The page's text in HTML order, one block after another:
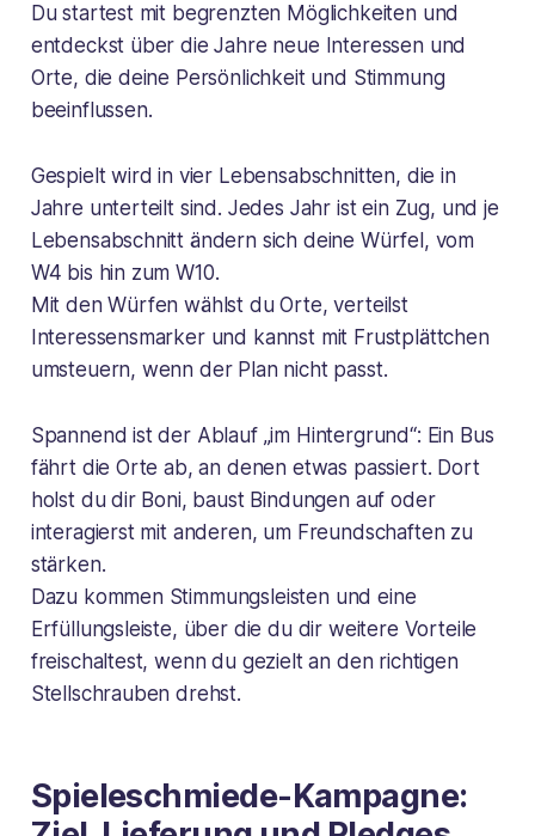
Du startest mit begrenzten Möglichkeiten und
entdeckst über die Jahre neue Interessen und
Orte, die deine Persönlichkeit und Stimmung
beeinflussen.
Gespielt wird in vier Lebensabschnitten, die in
Jahre unterteilt sind. Jedes Jahr ist ein Zug, und je
Lebensabschnitt ändern sich deine Würfel, vom
W4 bis hin zum W10.
Mit den Würfen wählst du Orte, verteilst
Interessensmarker und kannst mit Frustplättchen
umsteuern, wenn der Plan nicht passt.
Spannend ist der Ablauf „im Hintergrund“: Ein Bus
fährt die Orte ab, an denen etwas passiert. Dort
holst du dir Boni, baust Bindungen auf oder
interagierst mit anderen, um Freundschaften zu
stärken.
Dazu kommen Stimmungsleisten und eine
Erfüllungsleiste, über die du dir weitere Vorteile
freischaltest, wenn du gezielt an den richtigen
Stellschrauben drehst.
Spieleschmiede-Kampagne: